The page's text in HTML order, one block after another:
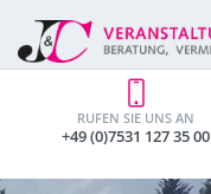
RUFEN SIE UNS AN
+49 (0)7531 127 35 00